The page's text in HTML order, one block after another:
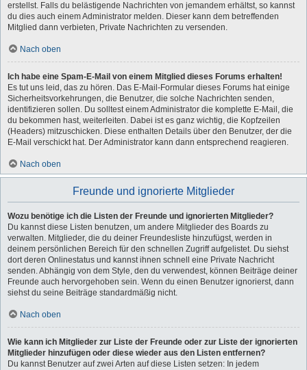
erstellst. Falls du belästigende Nachrichten von jemandem erhältst, so kannst
du dies auch einem Administrator melden. Dieser kann dem betreffenden
Mitglied dann verbieten, Private Nachrichten zu versenden.
Nach oben
Ich habe eine Spam-E-Mail von einem Mitglied dieses Forums erhalten!
Es tut uns leid, das zu hören. Das E-Mail-Formular dieses Forums hat einige
Sicherheitsvorkehrungen, die Benutzer, die solche Nachrichten senden,
identifizieren sollen. Du solltest einem Administrator die komplette E-Mail, die
du bekommen hast, weiterleiten. Dabei ist es ganz wichtig, die Kopfzeilen
(Headers) mitzuschicken. Diese enthalten Details über den Benutzer, der die
E-Mail verschickt hat. Der Administrator kann dann entsprechend reagieren.
Nach oben
Freunde und ignorierte Mitglieder
Wozu benötige ich die Listen der Freunde und ignorierten Mitglieder?
Du kannst diese Listen benutzen, um andere Mitglieder des Boards zu
verwalten. Mitglieder, die du deiner Freundesliste hinzufügst, werden in
deinem persönlichen Bereich für den schnellen Zugriff aufgelistet. Du siehst
dort deren Onlinestatus und kannst ihnen schnell eine Private Nachricht
senden. Abhängig von dem Style, den du verwendest, können Beiträge deiner
Freunde auch hervorgehoben sein. Wenn du einen Benutzer ignorierst, dann
siehst du seine Beiträge standardmäßig nicht.
Nach oben
Wie kann ich Mitglieder zur Liste der Freunde oder zur Liste der ignorierten
Mitglieder hinzufügen oder diese wieder aus den Listen entfernen?
Du kannst Benutzer auf zwei Arten auf diese Listen setzen: In jedem